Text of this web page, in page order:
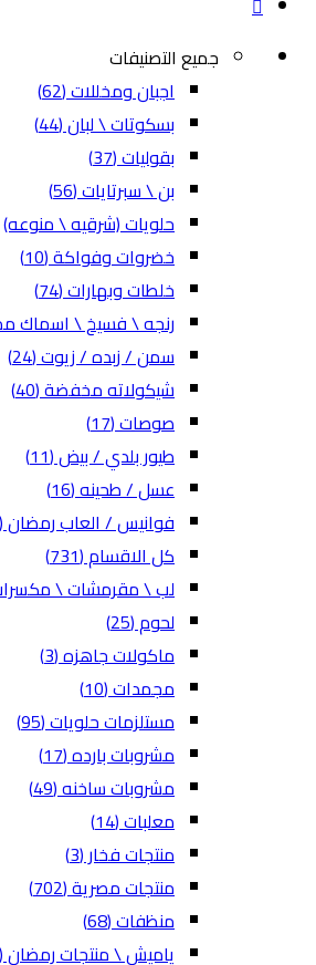
جميع التصنيفات
اجبان ومخللات(62)
بسكوتات \ لبان(44)
بقوليات(37)
بن \ سبرتايات(56)
حلويات (شرقيه \ منوعه)
خضروات وفواكة(10)
خلطات وبهارات(74)
رنجه \ فسيخ \ اسماك
سمن / زبده / زيوت(24)
شيكولاته مخفضة(40)
صوصات(17)
طيور بلدي / بيض(11)
عسل / طحينه(16)
فوانيس / العاب رمضان(0)
كل الاقسام(731)
لب \ مقرمشات \
لحوم(25)
ماكولات جاهزه(3)
مجمدات(10)
مستلزمات حلويات(95)
مشروبات بارده(17)
مشروبات ساخنه(49)
معلبات(14)
منتجات فخار(3)
منتجات مصرية(702)
منظفات(68)
ياميش \ منتجات رمضان(10)